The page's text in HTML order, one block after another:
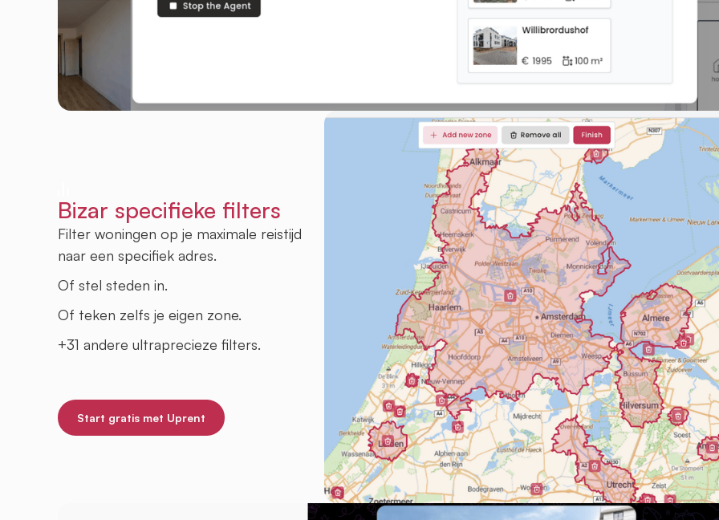
Bizar specifieke filters
Filter woningen op je maximale reistijd
naar een specifiek adres.
Of stel steden in.
Of teken zelfs je eigen zone.
+31 andere ultraprecieze filters.
Start gratis met Uprent